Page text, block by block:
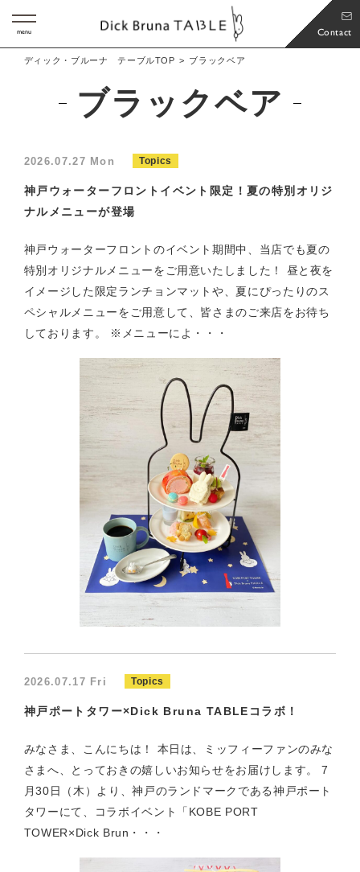
Contact
menu
ディック・ブルーナ テーブルTOP ブラックベア
ブラックベア
2026.07.27 Mon Topics
神戸ウォーターフロントイベント限定！夏の特別オリジ
ナルメニューが登場
神戸ウォーターフロントのイベント期間中、当店でも夏の
特別オリジナルメニューをご用意いたしました！ 昼と夜を
イメージした限定ランチョンマットや、夏にぴったりのス
ペシャルメニューをご用意して、皆さまのご来店をお待ち
しております。 ※メニューによ・・・
2026.07.17 Fri Topics
神戸ポートタワー×Dick Bruna TABLEコラボ！
みなさま、こんにちは！ 本日は、ミッフィーファンのみな
さまへ、とっておきの嬉しいお知らせをお届けします。 7
月30日（木）より、神戸のランドマークである神戸ポート
タワーにて、コラボイベント「KOBE PORT
TOWER×Dick Brun・・・